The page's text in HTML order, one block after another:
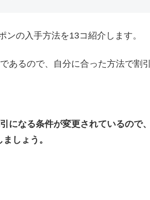
の入手方法を13コ紹介します。
あるので、自分に合った方法で割引
になる条件が変更されているので、
しょう。